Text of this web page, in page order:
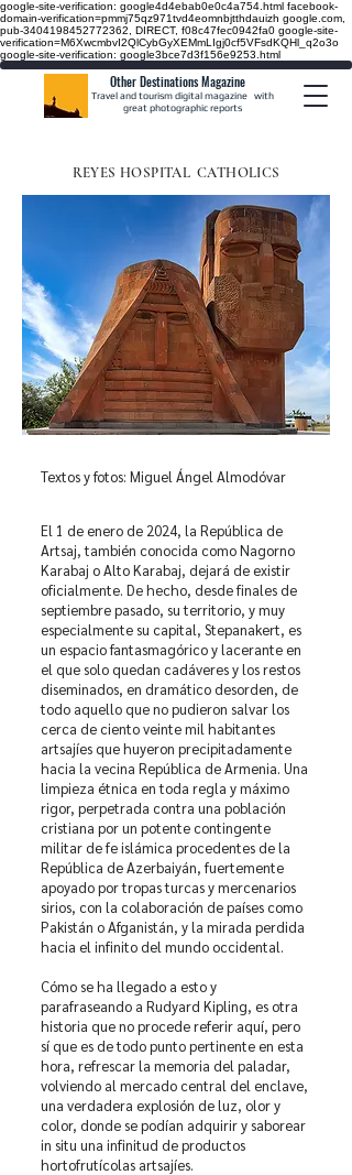
google-site-verification: google4d4ebab0e0c4a754.html facebook-
domain-verification=pmmj75qz971tvd4eomnbjtthdauizh google.com,
pub-3404198452772362, DIRECT, f08c47fec0942fa0 google-site-
verification=M6XwcmbvI2QlCybGyXEMmLIgj0cf5VFsdKQHl_q2o3o
google-site-verification: google3bce7d3f156e9253.html
Other Destinations Magazine
Travel and tourism digital magazine with
great photographic reports
REYES HOSPITAL CATHOLICS
Textos y fotos: Miguel Ángel Almodóvar
El 1 de enero de 2024, la República de
Artsaj, también conocida como Nagorno
Karabaj o Alto Karabaj, dejará de existir
oficialmente. De hecho, desde finales de
septiembre pasado, su territorio, y muy
especialmente su capital, Stepanakert, es
un espacio fantasmagórico y lacerante en
el que solo quedan cadáveres y los restos
diseminados, en dramático desorden, de
todo aquello que no pudieron salvar los
cerca de ciento veinte mil habitantes
artsajíes que huyeron precipitadamente
hacia la vecina República de Armenia. Una
limpieza étnica en toda regla y máximo
rigor, perpetrada contra una población
cristiana por un potente contingente
militar de fe islámica procedentes de la
República de Azerbaiyán, fuertemente
apoyado por tropas turcas y mercenarios
sirios, con la colaboración de países como
Pakistán o Afganistán, y la mirada perdida
hacia el infinito del mundo occidental.
Cómo se ha llegado a esto y
parafraseando a Rudyard Kipling, es otra
historia que no procede referir aquí, pero
sí que es de todo punto pertinente en esta
hora, refrescar la memoria del paladar,
volviendo al mercado central del enclave,
una verdadera explosión de luz, olor y
color, donde se podían adquirir y saborear
in situ una infinitud de productos
hortofrutícolas artsajíes.